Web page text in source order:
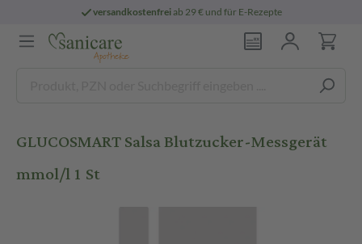
versandkostenfreiab 29 € und für E-Rezepte
GLUCOSMART Salsa Blutzucker-Messgerät
mmol/l 1 St